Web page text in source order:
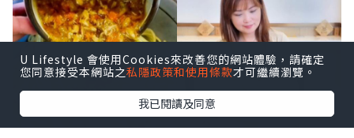
U Lifestyle 會使用Cookies來改善您的網站體驗，請確定
您同意接受本網站之私隱政策和使用條款才可繼續瀏覽。
我已閱讀及同意